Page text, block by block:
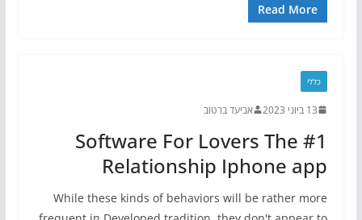
Read More
כללי
13 ביוני 2023 אביעד ברטוב
Software For Lovers The #1
Relationship Iphone app
While these kinds of behaviors will be rather more